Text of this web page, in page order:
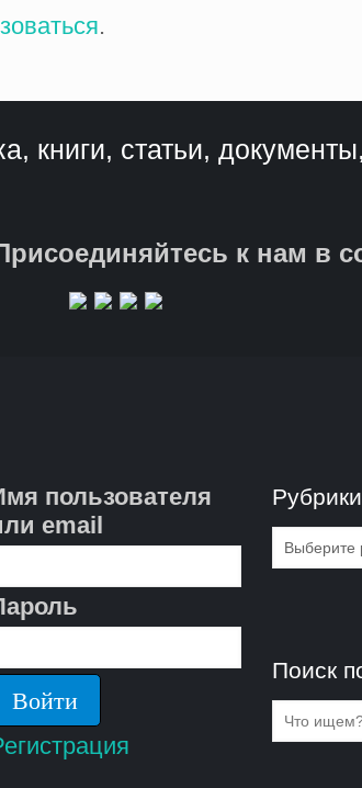
.
книги, статьи,
к нам в
пользователя
email
Рубрики
Поиск